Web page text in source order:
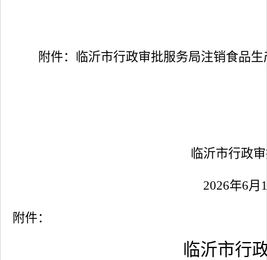
附件：临沂市行政审批服务局注销食品
临沂市行政
2026年6月
附件：
临沂市行